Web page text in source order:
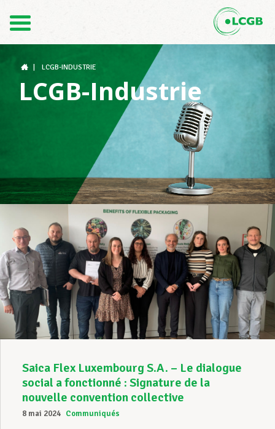
DE
Structures syndicales
Assistance au Travail
Vos droits
Assistance en vie privée
Devenir Membre
LCGB-INDUSTRIE
LCGB-Industrie
Saica Flex Luxembourg S.A. – Le dialogue
social a fonctionné : Signature de la
nouvelle convention collective
8 mai 2024 Communiqués